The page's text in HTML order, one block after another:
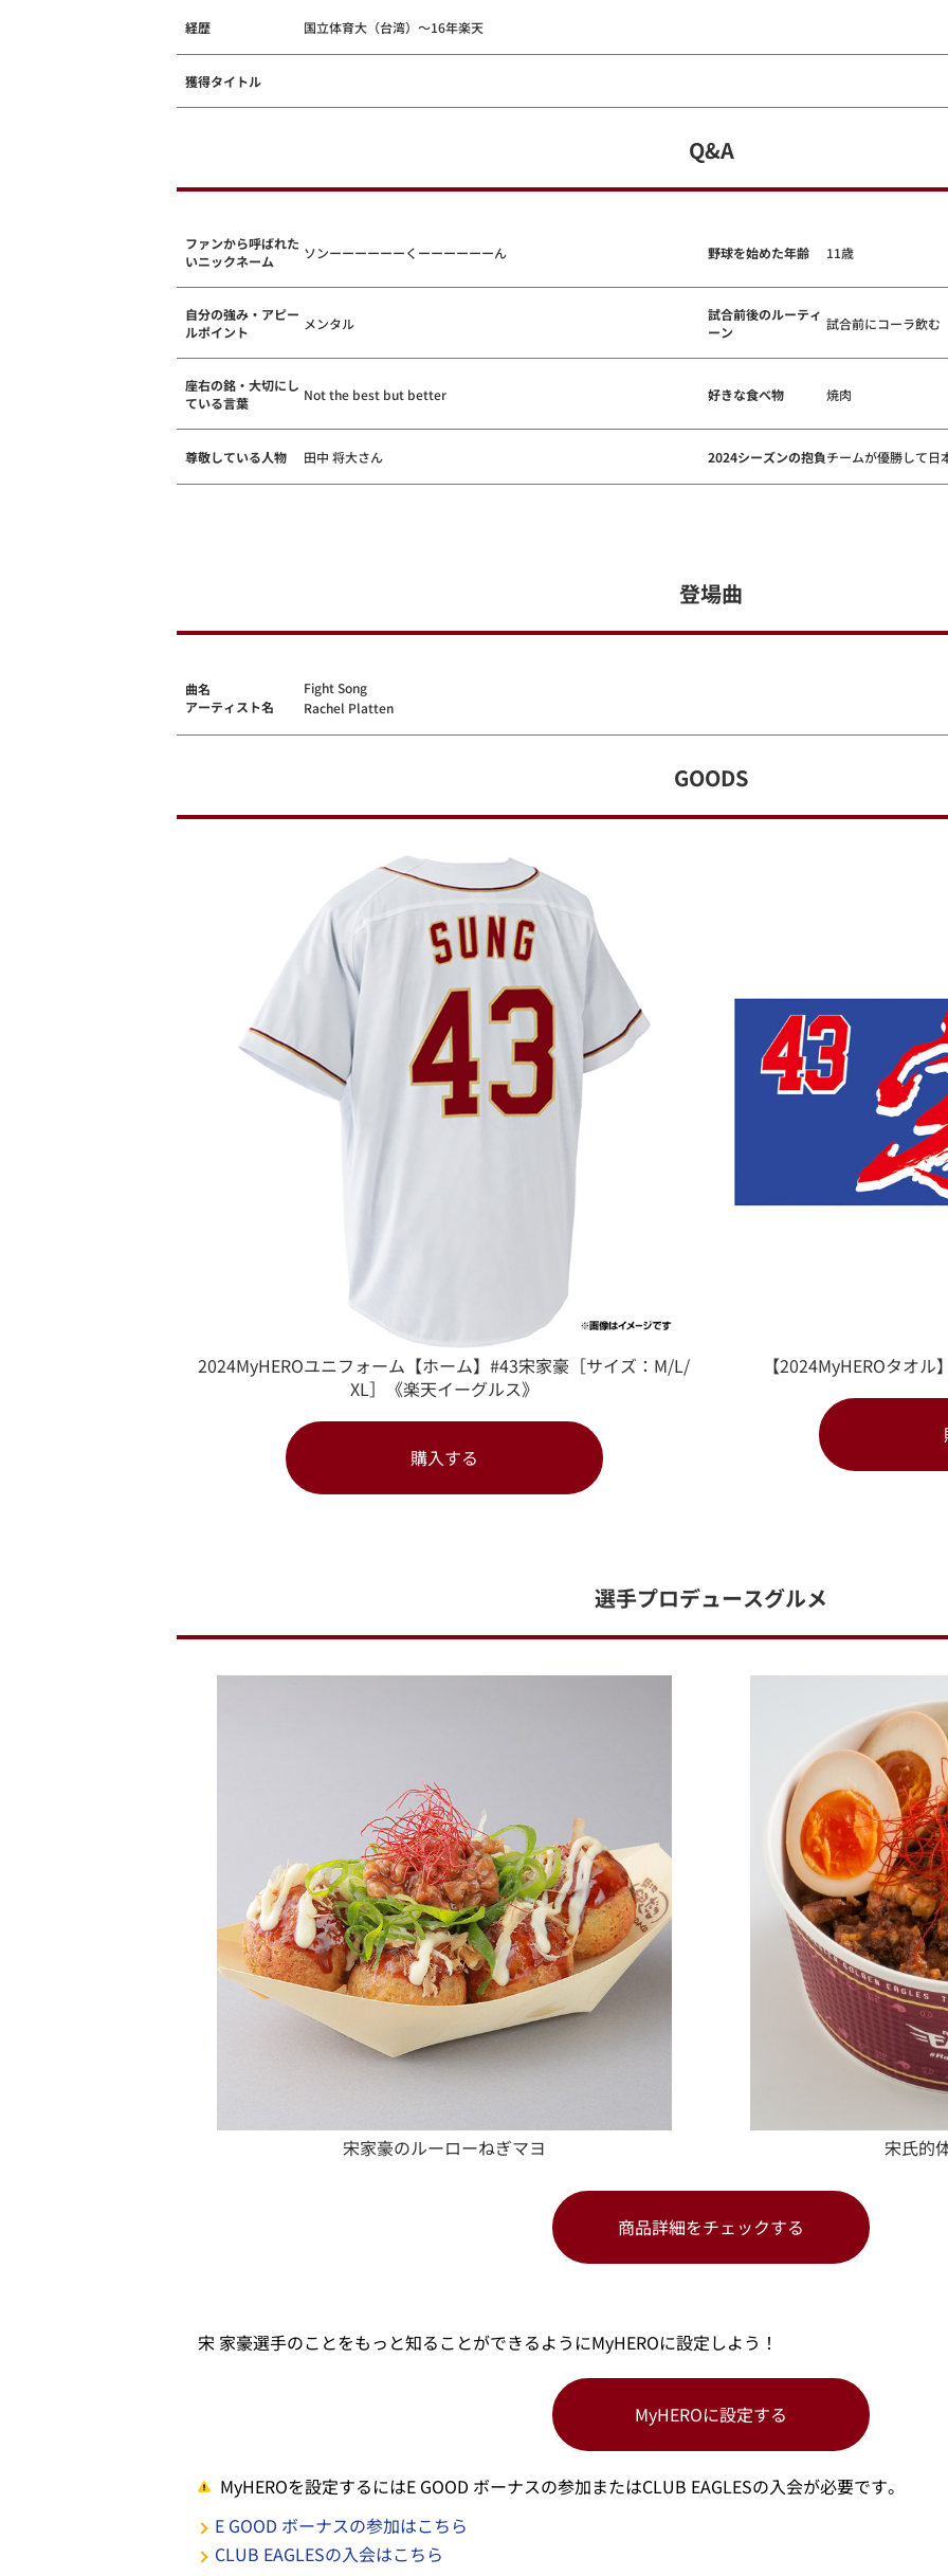
経歴 国立体育大（台湾）～16年楽天
獲得タイトル
Q&A
ファンから呼ばれた
いニックネーム
ソンーーーーーーくーーーーーーん 野球を始めた年齢 11歳
自分の強み・アピー
ルポイント
メンタル
試合前後のルーティ
ーン
試合前にコーラ飲む
座右の銘・大切にし
ている言葉
Not the best but better 好きな食べ物 焼肉
尊敬している人物 田中 将大さん 2024シーズンの抱負チームが優勝して日
登場曲
曲名
アーティスト名
Fight Song
Rachel Platten
GOODS
2024MyHEROユニフォーム【ホーム】#43宋家豪［サイズ：M/L/
XL］《楽天イーグルス》
購入する
【2024MyHEROタオ
選手プロデュースグルメ
宋家豪のルーローねぎマヨ 宋氏的
商品詳細をチェックする
宋 家豪選手のことをもっと知ることができるようにMyHEROに設定しよう！
MyHEROに設定する
MyHEROを設定するにはE GOOD ボーナスの参加またはCLUB EAGLESの入会が必要です。
E GOOD ボーナスの参加はこちら
CLUB EAGLESの入会はこちら